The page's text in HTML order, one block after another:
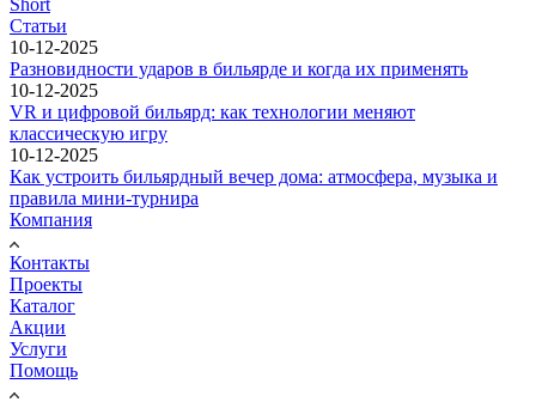
Short
Статьи
10-12-2025
Разновидности ударов в бильярде и когда их применять
10-12-2025
VR и цифровой бильярд: как технологии меняют
классическую игру
10-12-2025
Как устроить бильярдный вечер дома: атмосфера, музыка и
правила мини-турнира
Компания
Контакты
Проекты
Каталог
Акции
Услуги
Помощь